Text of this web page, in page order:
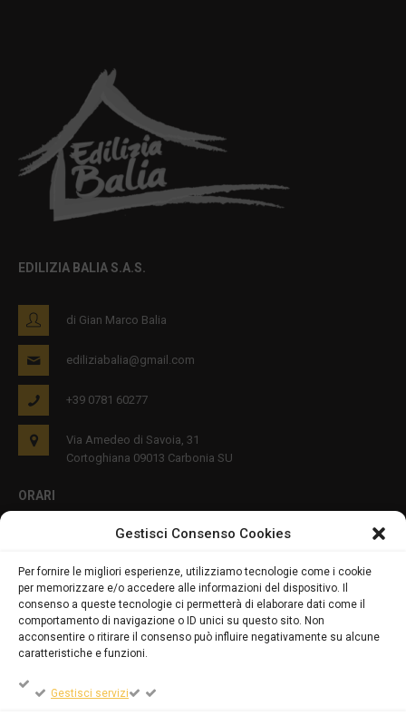
Gestisci Consenso Cookies
Per fornire le migliori esperienze, utilizziamo tecnologie come i cookie
per memorizzare e/o accedere alle informazioni del dispositivo. Il
consenso a queste tecnologie ci permetterà di elaborare dati come il
comportamento di navigazione o ID unici su questo sito. Non
acconsentire o ritirare il consenso può influire negativamente su alcune
caratteristiche e funzioni.
Gestisci servizi
EDILIZIA BALIA S.A.S.
di Gian Marco Balia
ediliziabalia@gmail.com
+39 0781 60277
Via Amedeo di Savoia, 31
Cortoghiana 09013 Carbonia SU
ORARI
PRIVACY E COOKIES
DICHIARAZIONE SULLA PRIVACY (UE)
COOKIE POLICY (UE)